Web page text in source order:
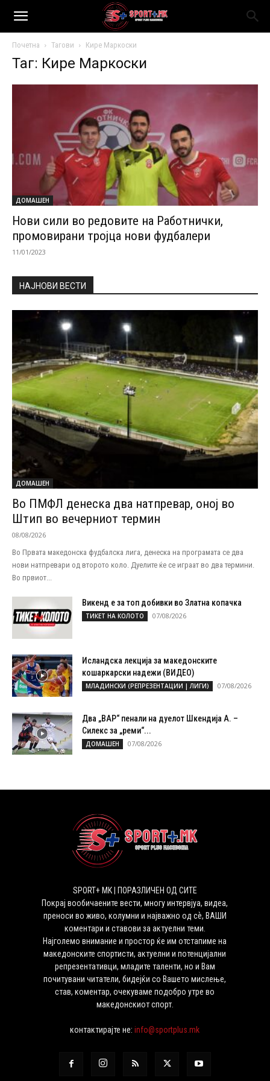
Почетна Тагови Кире Маркоски
Таг: Кире Маркоски
ДОМАШЕН
Нови сили во редовите на Работнички,
промовирани тројца нови фудбалери
11/01/2023
НАЈНОВИ ВЕСТИ
ДОМАШЕН
Во ПМФЛ денеска два натпревар, оној во
Штип во вечерниот термин
08/08/2026
Во Првата македонска фудбалска лига, денеска на програмата се два
нови натпревари од второто коло. Дуелите ќе се играат во два термини.
Во првиот...
Викенд е за топ добивки во Златна копачка
ТИКЕТ НА КОЛОТО 07/08/2026
Исландска лекција за македонските
кошаркарски надежи (ВИДЕО)
МЛАДИНСКИ (РЕПРЕЗЕНТАЦИИ | ЛИГИ) 07/08/2026
Два „ВАР“ пенали на дуелот Шкендија А. –
Силекс за „реми“...
ДОМАШЕН 07/08/2026
SPORT+ MK | ПОРАЗЛИЧЕН ОД СИТЕ
Покрај вообичаените вести, многу интервјуа, видеа,
преноси во живо, колумни и најважно од сѐ, ВАШИ
коментари и ставови за актуелни теми.
Најголемо внимание и простор ќе им отстапиме на
македонските спортисти, актуелни и потенцијални
репрезентативци, младите таленти, но и Вам
почитувани читатели, бидејќи со Вашето мислење,
став, коментар, очекуваме подобро утре во
македонскиот спорт.
контактирајте не:info@sportplus.mk